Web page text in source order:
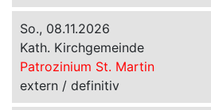
So., 08.11.2026
Kath. Kirchgemeinde
Patrozinium St. Martin
extern / definitiv